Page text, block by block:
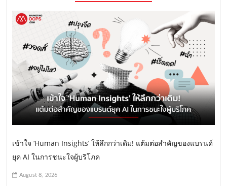
เข้าใจ ‘Human Insights’ ให้ลึกกว่าเดิม! แต้มต่อสำคัญของแบรนด์
ยุค AI ในการชนะใจผู้บริโภค
August 8, 2026